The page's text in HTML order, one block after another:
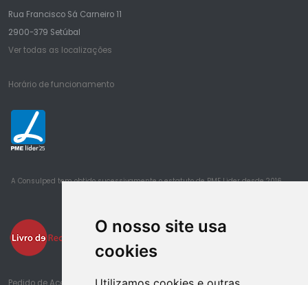
O nosso site usa
cookies
Rua Francisco Sá Carneiro 11
2900-379 Setúbal
Ver todas as localizações
Horário de funcionamento
25
A Consulped tem obtido sucessivamente o estatuto de PME Lider desde 2016